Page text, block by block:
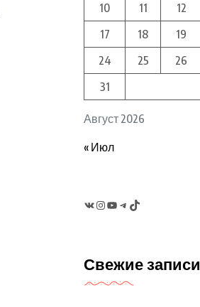
Август 2026
10
11 12
17
18 19
24
25 26
31
« Июл
Instagram
YouTubeTelegram
TikTok
Свежие записи